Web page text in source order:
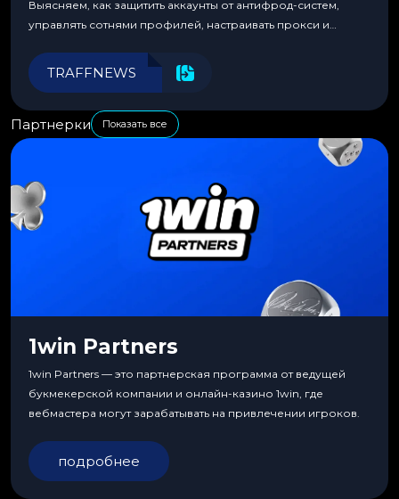
Выясняем, как защитить аккаунты от антифрод-систем,
управлять сотнями профилей, настраивать прокси и
эффективности.
TRAFFNEWS
Партнерки Показать все
1win Partners
1win Partners — это партнерская программа от ведущей
букмекерской компании и онлайн-казино 1win, где
вебмастера могут зарабатывать на привлечении игроков.
подробнее